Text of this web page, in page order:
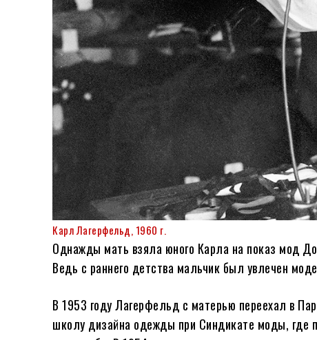
Карл Лагерфельд, 1960 г.
Однажды мать взяла юного Карла на показ мод
Ведь с раннего детства мальчик был увлечен
В 1953 году Лагерфельд с матерью переехал в
школу дизайна одежды при Синдикате моды, где